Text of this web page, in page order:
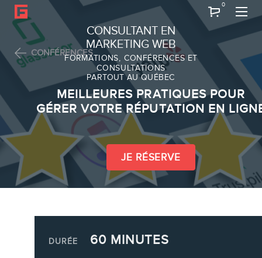
CONSULTANT EN
MARKETING WEB
FORMATIONS, CONFÉRENCES ET
CONSULTATIONS
PARTOUT AU QUÉBEC
0
À PROPOS
À propos
Équipe
Conférences
CONFÉRENCES
MEILLEURES PRATIQUES POUR
GÉRER VOTRE RÉPUTATION EN
JE RÉSERVE
DURÉE 60 MINUTES